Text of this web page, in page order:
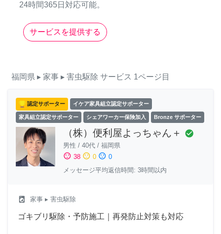
24時間365日対応可能。
サービスを提供する
福岡県 ▸ 家事 ▸ 害虫駆除 サービス 1ページ目
認定サポーター イケア家具組立認定サポーター
家具組立認定サポーター シェアワーカー保険加入 Bronze サポーター
（株）便利屋よっちゃん＋ check_circle
男性 / 40代 / 福岡県
sentiment_satisfied 38 sentiment_neutral 0 sentiment_dissatisfied 0
メッセージ平均返信時間: 3時間以内
local_laundry_service 家事 ▸ 害虫駆除
ゴキブリ駆除・予防施工｜再発防止対策も対応